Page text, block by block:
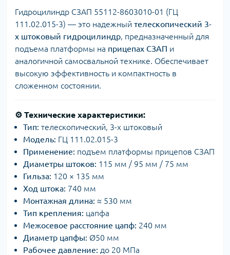
Гидроцилиндр СЗАП 55112-8603010-01 (ГЦ
111.02.015-3) — это надежный телескопический 3-
х штоковый гидроцилиндр, предназначенный для
подъема платформы на прицепах СЗАП и
аналогичной самосвальной технике. Обеспечивает
высокую эффективность и компактность в
сложенном состоянии.
⚙️ Технические характеристики:
Тип: телескопический, 3-х штоковый
Модель: ГЦ 111.02.015-3
Применение: подъем платформы прицепов СЗАП
Диаметры штоков: 115 мм / 95 мм / 75 мм
Гильза: 120 × 135 мм
Ход штока: 740 мм
Монтажная длина: ≈ 530 мм
Тип крепления: цапфа
Межосевое расстояние цапф: 240 мм
Диаметр цапфы: Ø50 мм
Рабочее давление: до 20 МПа